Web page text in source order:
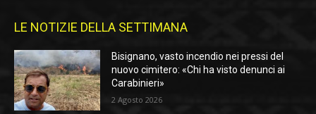
LE NOTIZIE DELLA SETTIMANA
Bisignano, vasto incendio nei pressi del
nuovo cimitero: «Chi ha visto denunci ai
Carabinieri»
2 Agosto 2026